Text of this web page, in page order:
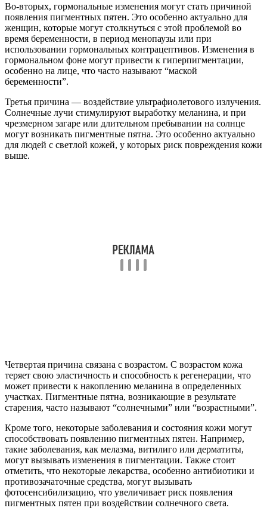
Во-вторых, гормональные изменения могут стать причиной
появления пигментных пятен. Это особенно актуально для
женщин, которые могут столкнуться с этой проблемой во
время беременности, в период менопаузы или при
использовании гормональных контрацептивов. Изменения в
гормональном фоне могут привести к гиперпигментации,
особенно на лице, что часто называют “маской
беременности”.
Третья причина — воздействие ультрафиолетового излучения.
Солнечные лучи стимулируют выработку меланина, и при
чрезмерном загаре или длительном пребывании на солнце
могут возникать пигментные пятна. Это особенно актуально
для людей с светлой кожей, у которых риск повреждения кожи
выше.
Четвертая причина связана с возрастом. С возрастом кожа
теряет свою эластичность и способность к регенерации, что
может привести к накоплению меланина в определенных
участках. Пигментные пятна, возникающие в результате
старения, часто называют “солнечными” или “возрастными”.
Кроме того, некоторые заболевания и состояния кожи могут
способствовать появлению пигментных пятен. Например,
такие заболевания, как мелазма, витилиго или дерматиты,
могут вызывать изменения в пигментации. Также стоит
отметить, что некоторые лекарства, особенно антибиотики и
противозачаточные средства, могут вызывать
фотосенсибилизацию, что увеличивает риск появления
пигментных пятен при воздействии солнечного света.